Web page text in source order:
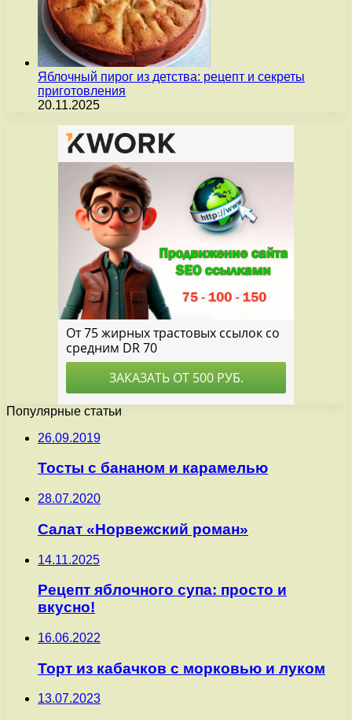
Яблочный пирог из детства: рецепт и секреты
приготовления
20.11.2025
Популярные статьи
26.09.2019
Тосты с бананом и карамелью
28.07.2020
Салат «Норвежский роман»
14.11.2025
Рецепт яблочного супа: просто и
вкусно!
16.06.2022
Торт из кабачков с морковью и луком
13.07.2023